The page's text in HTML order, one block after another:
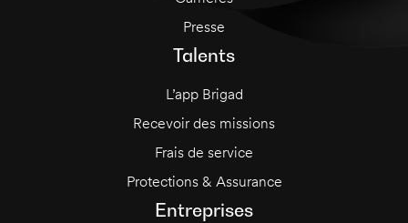
Presse
Talents
L’app Brigad
Recevoir des missions
Frais de service
Protections & Assurance
Entreprises